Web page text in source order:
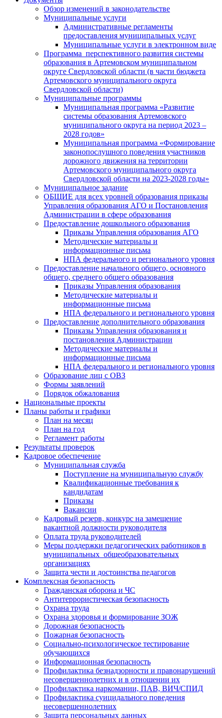
Обзор изменений в законодательстве
Муниципальные услуги
Административные регламенты
предоставления муниципальных услуг
Муниципальные услуги в электронном виде
Программа перспективного развития системы
образования в Артемовском муниципальном
округе Свердловской области (в части бюджета
Артемовского муниципального округа
Свердловской области)
Муниципальные программы
Муниципальная программа «Развитие
системы образования Артемовского
муниципального округа на период 2023 –
2028 годов»
Муниципальная программа «Формирование
законопослушного поведения участников
дорожного движения на территории
Артемовского муниципального округа
Свердловской области на 2023-2028 годы»
Муниципальное задание
ОБЩИЕ для всех уровней образования приказы
Управления образования АГО и Постановления
Администрации в сфере образования
Предоставление дошкольного образования
Приказы Управления образования АГО
Методические материалы и
информационные письма
НПА федерального и регионального уровня
Предоставление начального общего, основного
общего, среднего общего образования
Приказы Управления образования
Методические материалы и
информационные письма
НПА федерального и регионального уровня
Предоставление дополнительного образования
Приказы Управления образования и
постановления Администрации
Методические материалы и
информационные письма
НПА федерального и регионального уровня
Образование лиц с ОВЗ
Формы заявлений
Порядок обжалования
Национальные проекты
Планы работы и графики
План на месяц
План на год
Регламент работы
Результаты проверок
Кадровое обеспечение
Муниципальная служба
Поступление на муниципальную службу
Квалификационные требования к
кандидатам
Приказы
Вакансии
Кадровый резерв, конкурс на замещение
вакантной должности руководителя
Оплата труда руководителей
Меры поддержки педагогических работников в
муниципальных общеобразовательных
организациях
Защита чести и достоинства педагогов
Комплексная безопасность
Гражданская оборона и ЧС
Антитеррористическая безопасность
Охрана труда
Охрана здоровья и формирование ЗОЖ
Дорожная безопасность
Пожарная безопасность
Социально-психологическое тестирование
обучающихся
Информационная безопасность
Профилактика безнадзорности и правонарушений
несовершеннолетних и в отношении их
Профилактика наркомании, ПАВ, ВИЧ/СПИД
Профилактика суицидального поведения
несовершеннолетних
Защита персональных данных